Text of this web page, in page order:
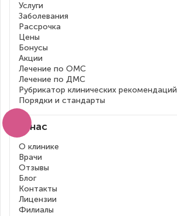
Услуги
Заболевания
Рассрочка
Цены
Бонусы
Акции
Лечение по ОМС
Лечение по ДМС
Рубрикатор клинических рекомендаций
Порядки и стандарты
О нас
О клинике
Врачи
Отзывы
Блог
Контакты
Лицензии
Филиалы